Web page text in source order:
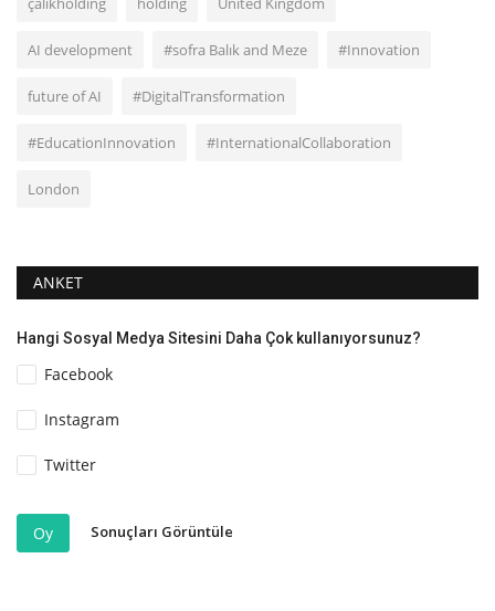
AI development #sofra Balık and Meze #Innovation
future of AI #DigitalTransformation
#EducationInnovation #InternationalCollaboration
London
ANKET
Hangi Sosyal Medya Sitesini Daha Çok kullanıyorsunuz?
Facebook
Instagram
Twitter
Oy Sonuçları Görüntüle